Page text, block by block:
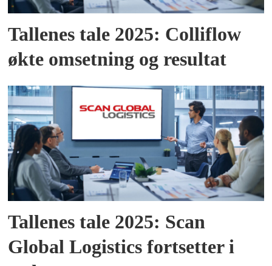
Tallenes tale 2025: Colliflow
økte omsetning og resultat
Tallenes tale 2025: Scan
Global Logistics fortsetter i